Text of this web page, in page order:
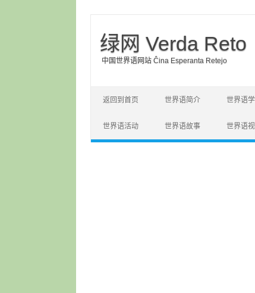
绿网 Verda Reto
中国世界语网站 Ĉina Esperanta Retejo
返回到首页 世界语简介 世界语
世界语活动 世界语故事 世界语